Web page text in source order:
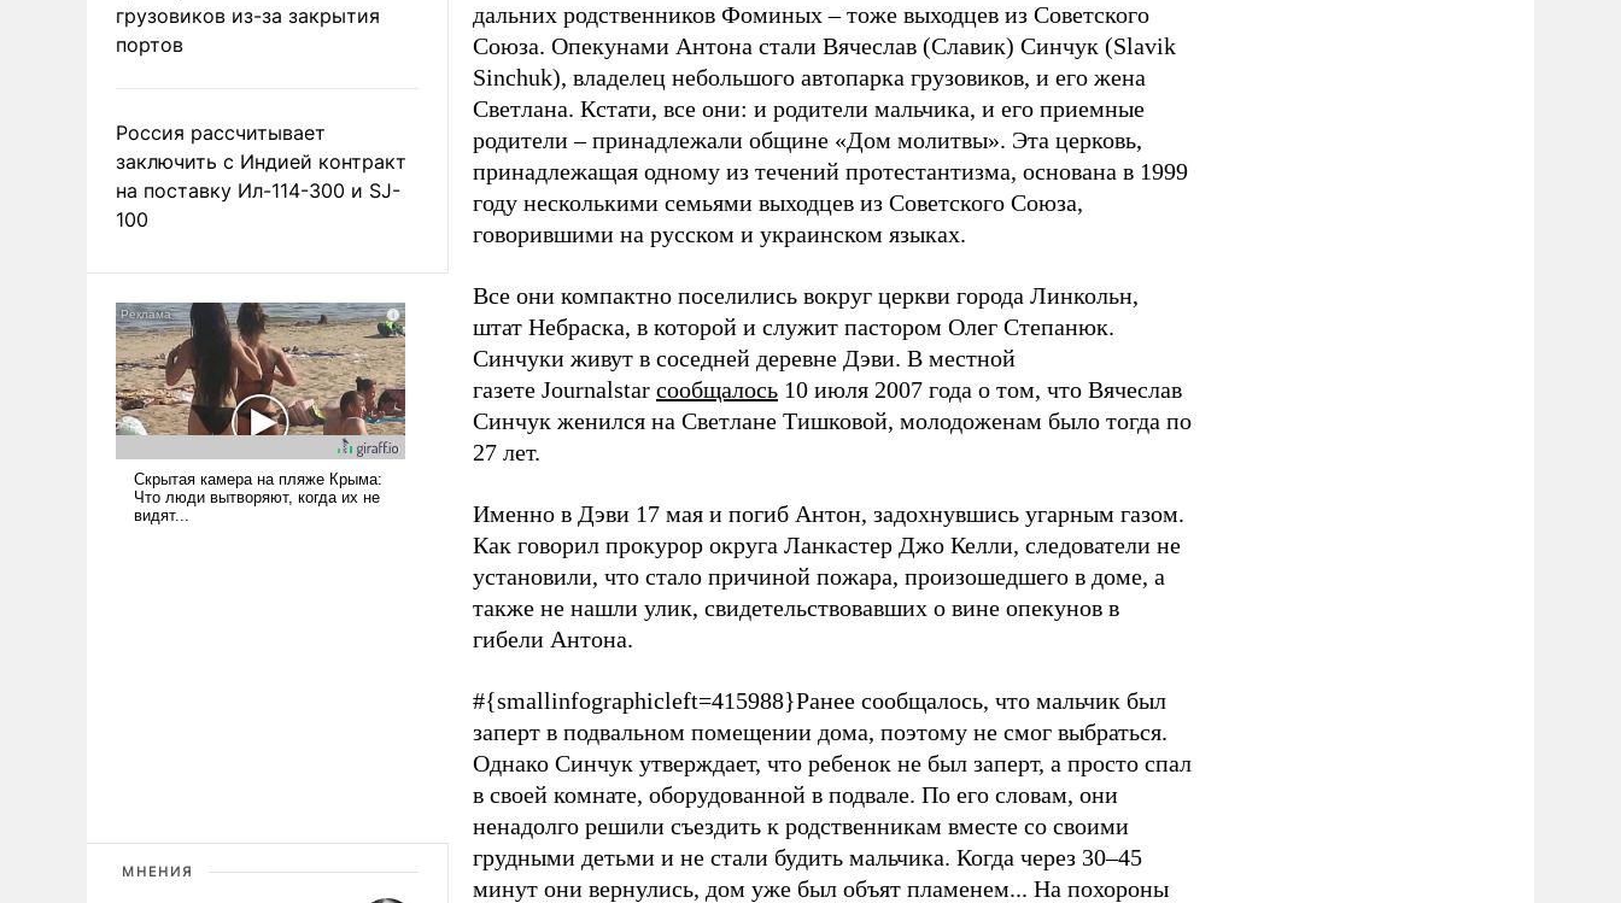
грузовиков из-за закрытия
портов
Россия рассчитывает
заключить с Индией контракт
на поставку Ил-114-300 и SJ-
100
МНЕНИЯ
дальних родственников Фоминых – тоже выходцев из Советского
Союза. Опекунами Антона стали Вячеслав (Славик) Синчук (Slavik
Sinchuk), владелец небольшого автопарка грузовиков, и его жена
Светлана. Кстати, все они: и родители мальчика, и его приемные
родители – принадлежали общине «Дом молитвы». Эта церковь,
принадлежащая одному из течений протестантизма, основана в 1999
году несколькими семьями выходцев из Советского Союза,
говорившими на русском и украинском языках.
Все они компактно поселились вокруг церкви города Линкольн,
штат Небраска, в которой и служит пастором Олег Степанюк.
Синчуки живут в соседней деревне Дэви. В местной
газете Journalstar сообщалось 10 июля 2007 года о том, что Вячеслав
Синчук женился на Светлане Тишковой, молодоженам было тогда по
27 лет.
Именно в Дэви 17 мая и погиб Антон, задохнувшись угарным газом.
Как говорил прокурор округа Ланкастер Джо Келли, следователи не
установили, что стало причиной пожара, произошедшего в доме, а
также не нашли улик, свидетельствовавших о вине опекунов в
гибели Антона.
#{smallinfographicleft=415988}Ранее сообщалось, что мальчик был
заперт в подвальном помещении дома, поэтому не смог выбраться.
Однако Синчук утверждает, что ребенок не был заперт, а просто спал
в своей комнате, оборудованной в подвале. По его словам, они
ненадолго решили съездить к родственникам вместе со своими
грудными детьми и не стали будить мальчика. Когда через 30–45
минут они вернулись, дом уже был объят пламенем... На похороны